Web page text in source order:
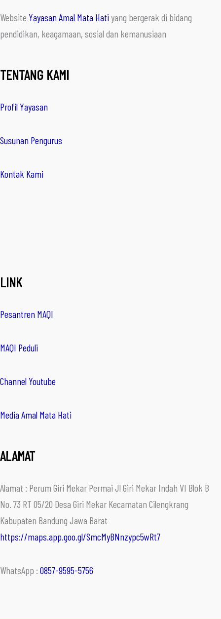
Website Yayasan Amal Mata Hatiyang bergerak di bidang
pendidikan, keagamaan, sosial dan kemanusiaan
TENTANG KAMI
Profil Yayasan
Susunan Pengurus
Kontak Kami
LINK
Pesantren MAQI
MAQI Peduli
Channel Youtube
Media Amal Mata Hati
ALAMAT
Alamat : Perum Giri Mekar Permai Jl Giri Mekar Indah VI Blok B
No. 73 RT 05/20 Desa Giri Mekar Kecamatan Cilengkrang
Kabupaten Bandung Jawa Barat
https://maps.app.goo.gl/SmcMyBNnzypc5wRt7
WhatsApp : 0857-9595-5756